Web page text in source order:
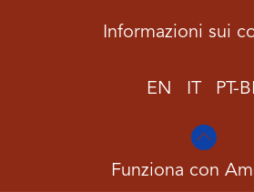
Informazioni sui
EN IT PT-
Funziona con